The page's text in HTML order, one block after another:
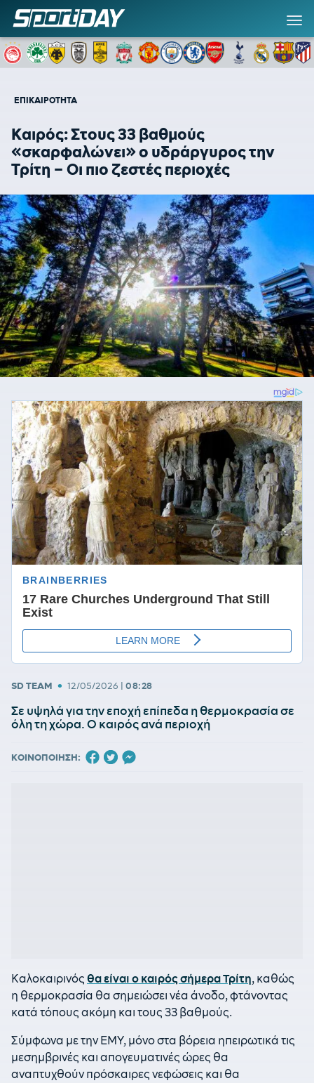
ΕΠΙΚΑΙΡΟΤΗΤΑ
Καιρός: Στους 33 βαθμούς
«σκαρφαλώνει» ο υδράργυρος την
Τρίτη – Οι πιο ζεστές περιοχές
SD TEAM • 12/05/2026 | 08:28
Σε υψηλά για την εποχή επίπεδα η θερμοκρασία σε
όλη τη χώρα. Ο καιρός ανά περιοχή
ΚΟΙΝΟΠΟΙΗΣΗ:
Καλοκαιρινός θα είναι ο καιρός σήμερα Τρίτη, καθώς
η θερμοκρασία θα σημειώσει νέα άνοδο, φτάνοντας
κατά τόπους ακόμη και τους 33 βαθμούς.
Σύμφωνα με την ΕΜΥ, μόνο στα βόρεια ηπειρωτικά τις
μεσημβρινές και απογευματινές ώρες θα
αναπτυχθούν πρόσκαιρες νεφώσεις και θα